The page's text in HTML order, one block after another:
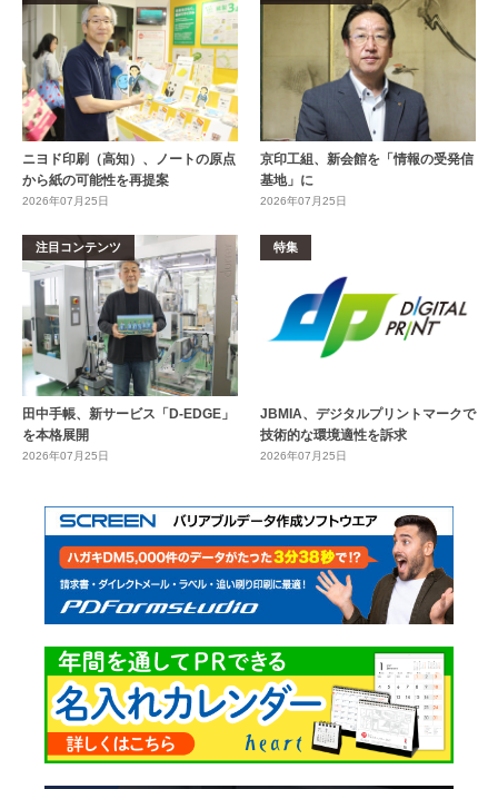
ニヨド印刷（高知）、ノートの原点
から紙の可能性を再提案
2026年07月25日
京印工組、新会館を「情報の受発信
基地」に
2026年07月25日
注目コンテンツ
田中手帳、新サービス「D-EDGE」
を本格展開
2026年07月25日
特集
JBMIA、デジタルプリントマークで
技術的な環境適性を訴求
2026年07月25日